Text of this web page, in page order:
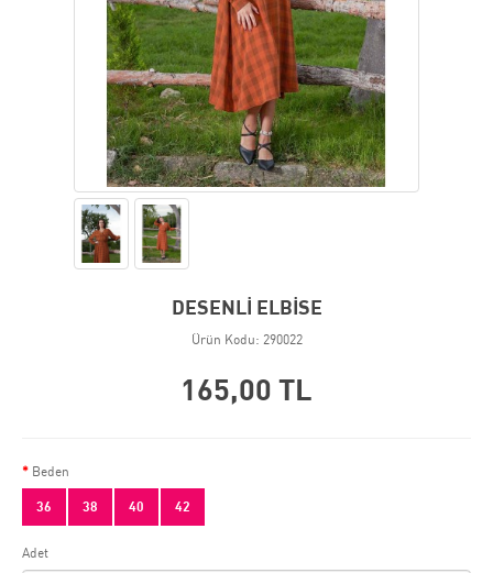
DESENLİ ELBİSE
Ürün Kodu: 290022
165,00 TL
Beden
36 38 40 42
Adet